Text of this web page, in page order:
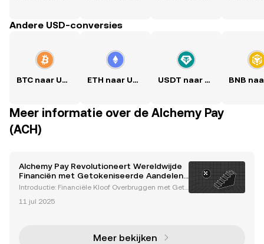
Andere USD-conversies
BTC naar USD ETH naar USD USDT naar USD
Meer informatie over de Alchemy Pay
(ACH)
Alchemy Pay Revolutioneert Wereldwijde
Financiën met Getokeniseerde Aandelen
en Integratie van Reële Activa
Introductie: Financiële Kloof Overbruggen met Geto
landschap ondergaat een ingrijpende transformati
11 jul 2025
Meer bekijken